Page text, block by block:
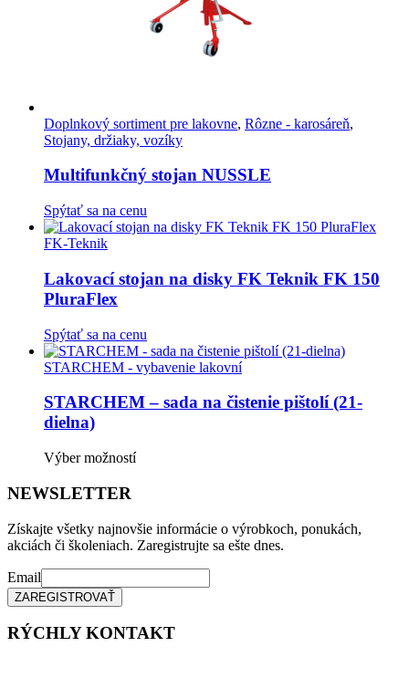
Doplnkový sortiment pre lakovne, Rôzne - karosáreň,
Stojany, držiaky, vozíky
Multifunkčný stojan NUSSLE
Spýtať sa na cenu
FK-Teknik
Lakovací stojan na disky FK Teknik FK 150
PluraFlex
Spýtať sa na cenu
STARCHEM - vybavenie lakovní
STARCHEM – sada na čistenie pištolí (21-
dielna)
Výber možnostíTento
variantov.
Možnosti
si
môžete
vybrať
produktu.
NEWSLETTER
Získajte všetky najnovšie informácie o výrobkoch, ponukách,
akciách či školeniach. Zaregistrujte sa ešte dnes.
Email
RÝCHLY KONTAKT